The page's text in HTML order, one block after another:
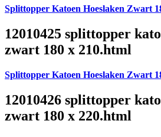
Splittopper Katoen Hoeslaken Zwart
12010425 splittopper
zwart 180 x 210.html
Splittopper Katoen Hoeslaken Zwart
12010426 splittopper
zwart 180 x 220.html